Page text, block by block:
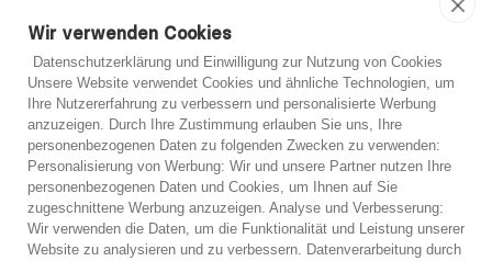
You are not sure?
If you are unsure, you can get free advice from one
02131 708 42 70
support@abo-hilfe.de
© 2021 abo-hilfe.de
*Note: abo-hilfe.de serves as an informative website. The
consumer receives information and tips and tricks on the
Wir verwenden Cookies
Datenschutzerklärung und Einwilligung zur Nutzung von Cookies
Unsere Website verwendet Cookies und ähnliche Technologien, um
Ihre Nutzererfahrung zu verbessern und personalisierte Werbung
anzuzeigen. Durch Ihre Zustimmung erlauben Sie uns, Ihre
personenbezogenen Daten zu folgenden Zwecken zu verwenden:
Personalisierung von Werbung: Wir und unsere Partner nutzen Ihre
personenbezogenen Daten und Cookies, um Ihnen auf Sie
zugeschnittene Werbung anzuzeigen. Analyse und Verbesserung:
Wir verwenden die Daten, um die Funktionalität und Leistung unserer
Website zu analysieren und zu verbessern. Datenverarbeitung durch